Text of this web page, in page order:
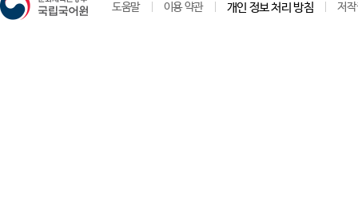
도움말 이용 약관 개인 정보 처리 방침 저